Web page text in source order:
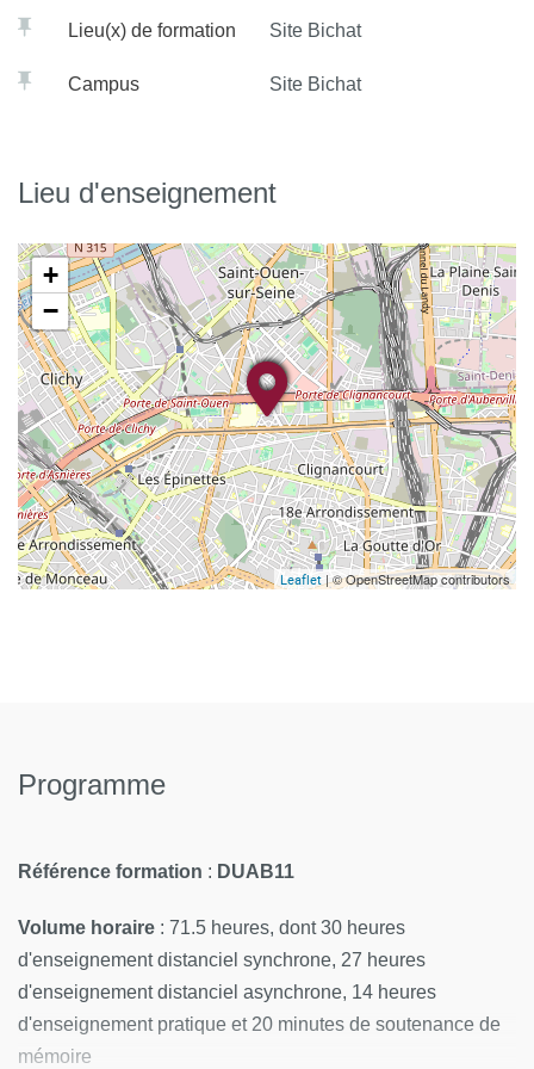
Lieu(x) de formation Site Bichat
Campus Site Bichat
Lieu d'enseignement
+
−
Leaflet | © OpenStreetMap contributors
Programme
Référence formation : DUAB11
Volume horaire : 71.5 heures, dont 30 heures
d'enseignement distanciel synchrone, 27 heures
d'enseignement distanciel asynchrone, 14 heures
d'enseignement pratique et 20 minutes de soutenance de
mémoire